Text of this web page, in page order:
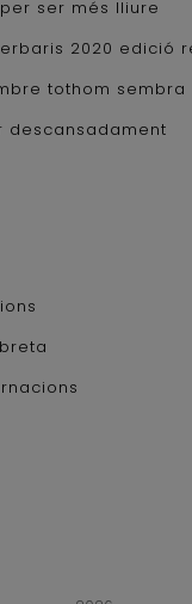
ser més lliure
2020 edició
tothom sembra
descansadament